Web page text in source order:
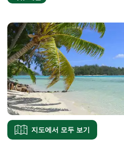
지도에서 모두 보기